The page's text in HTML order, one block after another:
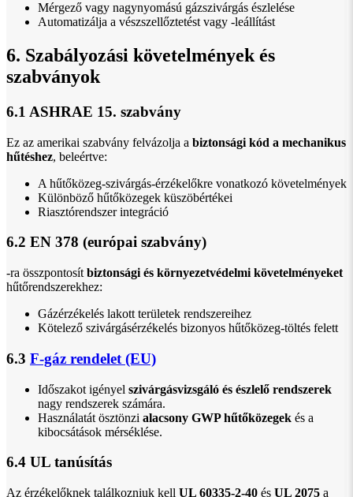
Mérgező vagy nagynyomású gázszivárgás észlelése
Automatizálja a vészszellőztetést vagy -leállítást
6. Szabályozási követelmények és
szabványok
6.1 ASHRAE 15. szabvány
Ez az amerikai szabvány felvázolja a biztonsági kód a mechanikus
hűtéshez, beleértve:
A hűtőközeg-szivárgás-érzékelőkre vonatkozó követelmények
Különböző hűtőközegek küszöbértékei
Riasztórendszer integráció
6.2 EN 378 (európai szabvány)
-ra összpontosít biztonsági és környezetvédelmi követelményeket
hűtőrendszerekhez:
Gázérzékelés lakott területek rendszereihez
Kötelező szivárgásérzékelés bizonyos hűtőközeg-töltés felett
6.3 F-gáz rendelet (EU)
Időszakot igényel szivárgásvizsgáló és észlelő rendszerek
nagy rendszerek számára.
Használatát ösztönzi alacsony GWP hűtőközegek és a
kibocsátások mérséklése.
6.4 UL tanúsítás
Az érzékelőknek találkozniuk kell UL 60335-2-40 és UL 2075 a